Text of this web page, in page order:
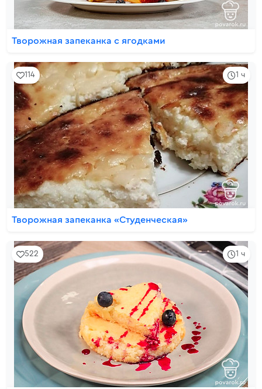
Творожная запеканка с ягодками
1 ч
114
Творожная запеканка «Студенческая»
1 ч
522